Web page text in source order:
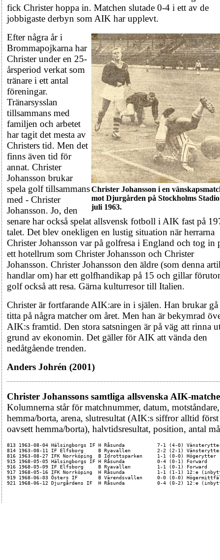
fick Christer hoppa in. Matchen slutade 0-4 i ett av de
jobbigaste derbyn som AIK har upplevt.
Christer Johansson i en
mot Djurgården på Stockholms
juli 1963.
Efter några år i
Brommapojkarna har
Christer under en 25-
årsperiod verkat som
tränare i ett antal
föreningar.
Tränarsysslan
tillsammans med
familjen och arbetet
har tagit det mesta av
Christers tid. Men det
finns även tid för
annat. Christer
Johansson brukar
spela golf tillsammans
med - Christer
Johansson. Jo, den
senare har också spelat allsvensk fotboll i AIK fast på
talet. Det blev onekligen en lustig situation när herrarna
Christer Johansson var på golfresa i England och tog in
ett hotellrum som Christer Johansson och Christer
Johansson. Christer Johansson den äldre (som denna
handlar om) har ett golfhandikap på 15 och gillar
golf också att resa. Gärna kulturresor till Italien.
Christer är fortfarande AIK:are in i själen. Han brukar
titta på några matcher om året. Men han är bekymrad
AIK:s framtid. Den stora satsningen är på väg att rinna
grund av ekonomin. Det gäller för AIK att vända den
nedåtgående trenden.
Anders Johrén (2001)
Christer Johanssons samtliga allsvenska AIK-
Kolumnerna står för matchnummer, datum, motståndare,
hemma/borta, arena, slutresultat (AIK:s siffror alltid först
oavsett hemma/borta), halvtidsresultat, position, antal
813 1963-08-04 Hälsingborgs IF H Råsunda           7-1 (4-0)
814 1963-08-11 IF Elfsborg     B Ryavallen         2-2 (2-1)
816 1963-08-27 IFK Norrköping  B Idrottsparken     1-1 (0-0)
915 1968-05-05 Hälsingborgs IF H Råsunda           0-4 (0-1)
916 1968-05-09 IF Elfsborg     B Ryavallen         1-1 (0-1)
917 1968-05-16 IFK Norrköping  H Råsunda           1-1 (1-1) 12:e
919 1968-06-03 Östers IF       B Värendsvallen     0-0 (0-0)
921 1968-06-12 Djurgårdens IF  H Råsunda           0-4 (0-2) 12:e